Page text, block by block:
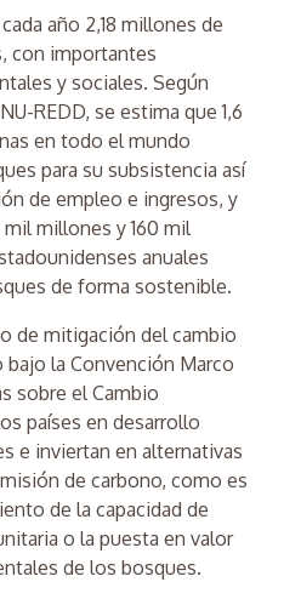
año 2,18 millones de
con importantes
y sociales. Según
REDD, se estima que 1,6
en todo el mundo
para su subsistencia así
de empleo e ingresos, y
millones y 160 mil
anuales
de forma sostenible.
de mitigación del cambio
la Convención Marco
sobre el Cambio
países en desarrollo
e inviertan en alternativas
de carbono, como es
de la capacidad de
o la puesta en valor
de los bosques.